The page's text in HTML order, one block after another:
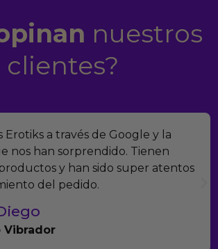
nuestros
clientes?
Erotiks a través de Google y la
nos han sorprendido. Tienen
y han sido super atentos
del pedido.
Vibrador